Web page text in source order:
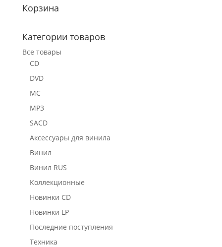
Корзина
Категории товаров
Все товары
CD
DVD
MC
MP3
SACD
Аксессуары для винила
Винил
Винил RUS
Коллекционные
Новинки CD
Новинки LP
Последние поступления
Техника